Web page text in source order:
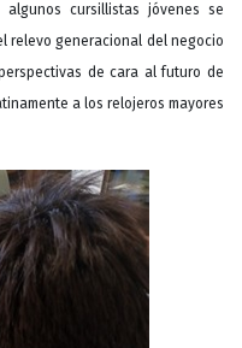
cursillistas jóvenes se
relevo generacional del negocio
de cara al futuro de
a los relojeros mayores